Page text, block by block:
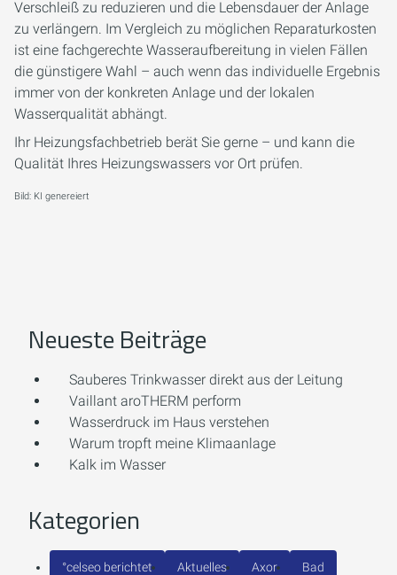
Verschleiß zu reduzieren und die Lebensdauer der Anlage
zu verlängern. Im Vergleich zu möglichen Reparaturkosten
ist eine fachgerechte Wasseraufbereitung in vielen Fällen
die günstigere Wahl – auch wenn das individuelle Ergebnis
immer von der konkreten Anlage und der lokalen
Wasserqualität abhängt.
Ihr Heizungsfachbetrieb berät Sie gerne – und kann die
Qualität Ihres Heizungswassers vor Ort prüfen.
Bild: KI genereiert
Neueste Beiträge
Sauberes Trinkwasser direkt aus der Leitung
Vaillant aroTHERM perform
Wasserdruck im Haus verstehen
Warum tropft meine Klimaanlage
Kalk im Wasser
Kategorien
°celseo berichtet Aktuelles Axor Bad